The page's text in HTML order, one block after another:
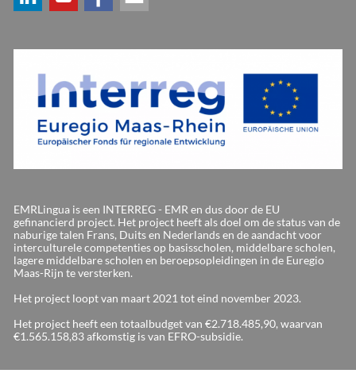
EMRLingua is een INTERREG - EMR en dus door de EU
gefinancierd project. Het project heeft als doel om de status van de
naburige talen Frans, Duits en Nederlands en de aandacht voor
interculturele competenties op basisscholen, middelbare scholen,
lagere middelbare scholen en beroepsopleidingen in de Euregio
Maas-Rijn te versterken.
Het project loopt van maart 2021 tot eind november 2023.
Het project heeft een totaalbudget van €2.718.485,90, waarvan
€1.565.158,83 afkomstig is van EFRO-subsidie.